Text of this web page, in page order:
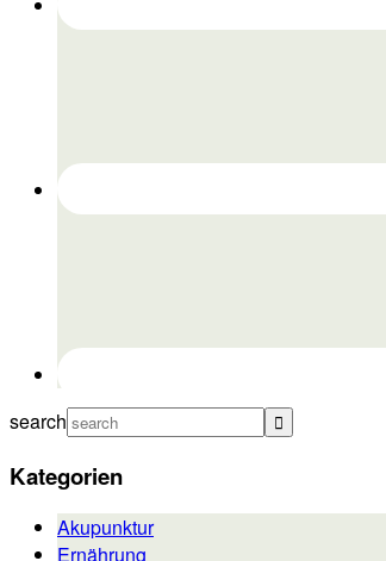
search
Kategorien
Akupunktur
Ernährung